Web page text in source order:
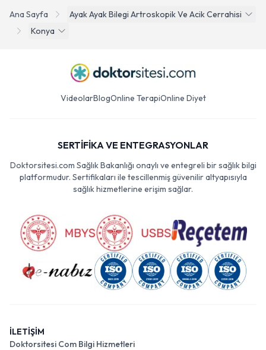
Ana Sayfa
Ayak Ayak Bilegi Artroskopik Ve Acik Cerrahisi
Konya
VideolarBlogOnline TerapiOnline Diyet
SERTİFİKA VE ENTEGRASYONLAR
Doktorsitesi.com Sağlık Bakanlığı onaylı ve entegreli bir sağlık bilgi
platformudur. Sertifikaları ile tescillenmiş güvenilir altyapısıyla
sağlık hizmetlerine erişim sağlar.
İLETİŞİM
Doktorsitesi Com Bilgi Hizmetleri